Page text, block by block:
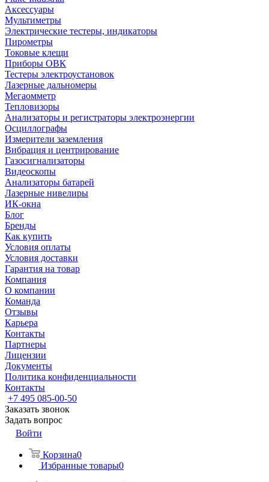
Аксессуары
Мультиметры
Электрические тестеры, индикаторы
Пирометры
Токовые клещи
Приборы ОВК
Тестеры электроустановок
Лазерные дальномеры
Мегаомметр
Тепловизоры
Анализаторы и регистраторы электроэнергии
Осциллографы
Измерители заземления
Вибрация и центрирование
Газосигнализаторы
Видеоскопы
Анализаторы батарей
Лазерные нивелиры
ИК-окна
Блог
Бренды
Как купить
Условия оплаты
Условия доставки
Гарантия на товар
Компания
О компании
Команда
Отзывы
Карьера
Контакты
Партнеры
Лицензии
Документы
Политика конфиденциальности
Контакты
+7 495 085-00-50
Заказать звонок
Задать вопрос
Войти
Корзина0
Избранные товары0